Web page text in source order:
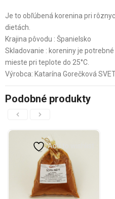
Je to obľúbená korenina pri
dietách.
Krajina pôvodu : Španielsko
Skladovanie : koreniny je
mieste pri teplote do 25°C.
Výrobca: Katarína Gorečková
Podobné produkty
Add to wishlist